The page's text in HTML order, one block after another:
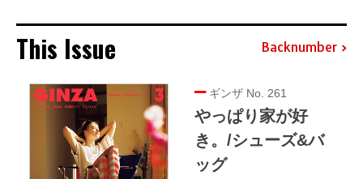
This Issue Backnumber
ギンザ No. 261
やっぱり家が好
き。/シューズ&バ
ッグ